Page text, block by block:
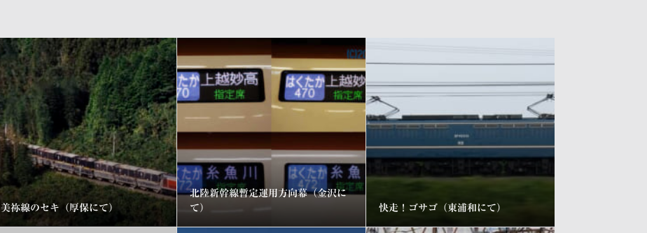
美祢線のセキ（厚保にて）
北陸新幹線暫定運用方向幕（金沢に
て）
快走！ゴサゴ（東浦和にて）